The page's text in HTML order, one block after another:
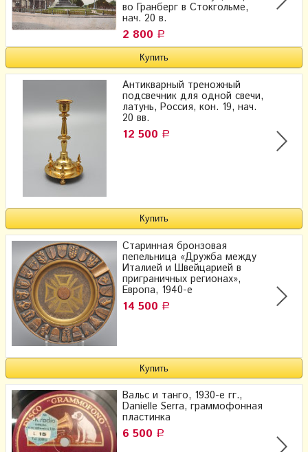
во Гранберг в Стокгольме,
нач. 20 в.
2 800 Р
Антикварный треножный
подсвечник для одной свечи,
латунь, Россия, кон. 19, нач.
20 вв.
12 500 Р
Старинная бронзовая
пепельница «Дружба между
Италией и Швейцарией в
приграничных регионах»,
Европа, 1940-е
14 500 Р
Вальс и танго, 1930-е гг.,
Danielle Serra, граммофонная
пластинка
6 500 Р